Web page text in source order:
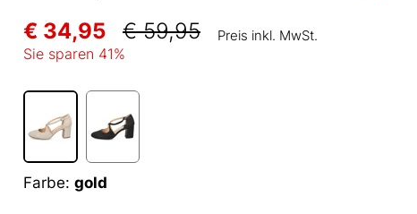
€ 34,95 € 59,95 Preis inkl. MwSt.
Sie sparen 41%
Farbe: gold